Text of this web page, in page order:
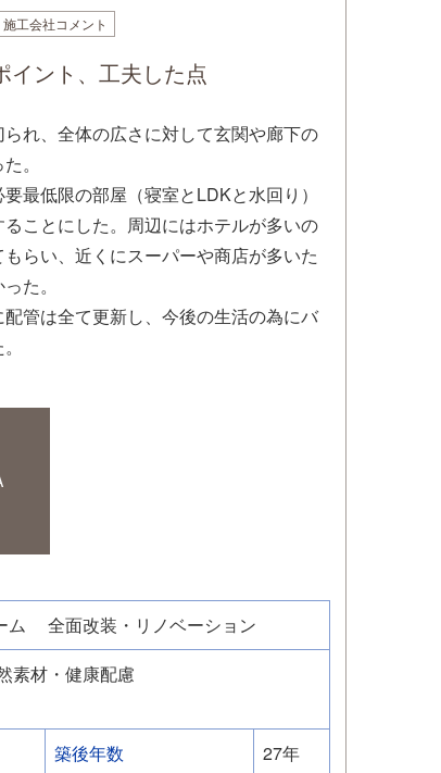
施工会社コメント
イント、工夫した点
れ、全体の広さに対して玄関や廊下の
。
最低限の部屋（寝室とLDKと水回り）
ことにした。周辺にはホテルが多いの
らい、近くにスーパーや商店が多いた
た。
管は全て更新し、今後の生活の為にバ
ム
全面改装・リノベーション
素材・健康配慮
築後年数
27年